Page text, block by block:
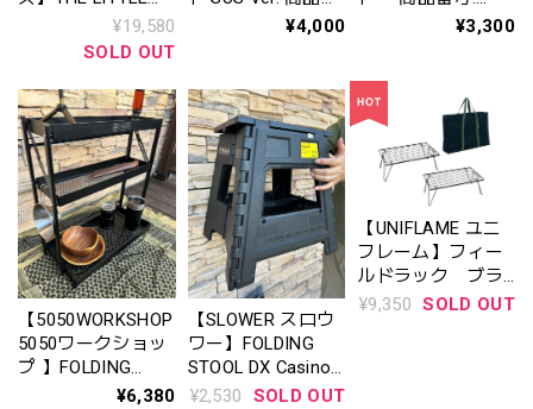
BREAK STAND
【WILLOW TREE
レイクスタンド(ウ
ィローツリーデザ
イン）
¥19,580
SOLD OUT
¥4,000 ¥3,300
【5050WORKSHOP
5050ワークショッ
プ 】FOLDING
SHELF フォール
¥6,380
【SLOWER スロウ
ワー】FOLDING
STOOL DX Casino
フォールディング
¥2,530 SOLD OUT
【UNIFLAME ユニ
フレーム】フィー
ルドラック ブラ
ック（2枚）トート
¥9,350 SOLD OUT